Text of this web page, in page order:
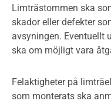
Limträstommen ska
skador eller defekter
avsyningen. Eventuellt
ska om möjligt vara
Felaktigheter på
som monterats ska